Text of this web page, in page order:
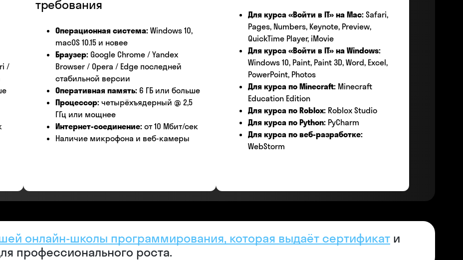
/
требования
Операционная система:Windows 10,
macOS 10.15 и новее
Браузер:Google Chrome / Yandex
Browser / Opera / Edge последней
стабильной версии
Оперативная память:6 ГБ или больше
Процессор:четырёхъядерный @ 2,5
ГГц или мощнее
Интернет-соединение:от 10 Мбит/сек
Наличие микрофона и веб-камеры
Для курса «Войти в IT» на Mac: Safari,
Pages, Numbers, Keynote, Preview,
QuickTime Player, iMovie
Для курса «Войти в IT» на Windows:
Windows 10, Paint, Paint 3D, Word, Excel,
PowerPoint, Photos
Для курса по Minecraft: Minecraft
Education Edition
Для курса по Roblox: Roblox Studio
Для курса по Python: PyCharm
Для курса по веб-разработке:
WebStorm
онлайн-школы программирования, которая выдаёт сертификат и
профессионального роста.